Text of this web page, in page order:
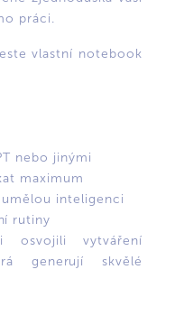
práci.
vlastní notebook
nebo jinými
maximum
inteligenci
rutiny
vytváření
generují skvělé